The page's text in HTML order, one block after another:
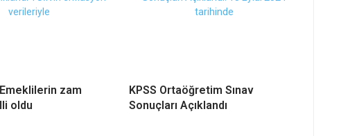
zam
oldu
KPSS Ortaöğretim Sınav
Sonuçları Açıklandı